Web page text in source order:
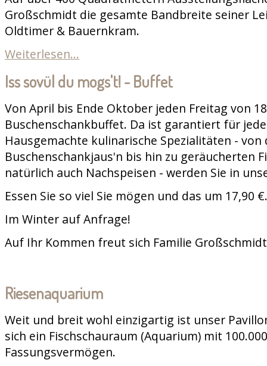
Großschmidt die gesamte Bandbreite seiner
Oldtimer & Bauernkram.
Weiterlesen...
Iss sovül du mogs't! - Buffet
Von April bis Ende Oktober jeden Freitag von
Buschenschankbuffet. Da ist garantiert für
Hausgemachte kulinarische Spezialitäten - von
Buschenschankjaus'n bis hin zu geräucherten
natürlich auch Nachspeisen - werden Sie in
Essen Sie so viel Sie mögen und das um 17,90 €.
Im Winter auf Anfrage!
Auf Ihr Kommen freut sich Familie
Riesenaquarium
Weit und breit wohl einzigartig ist unser
sich ein Fischschauraum (Aquarium) mit
Fassungsvermögen.